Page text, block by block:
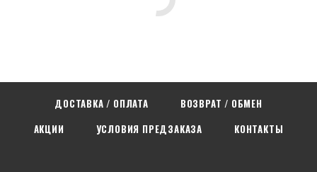
ДОСТАВКА / ОПЛАТА
ВОЗВРАТ / ОБМЕН
АКЦИИ
УСЛОВИЯ ПРЕДЗАКАЗА КОНТАКТЫ